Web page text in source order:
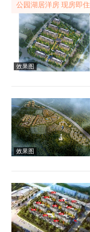
效果图
效果图
公园湖居洋房 现房即住